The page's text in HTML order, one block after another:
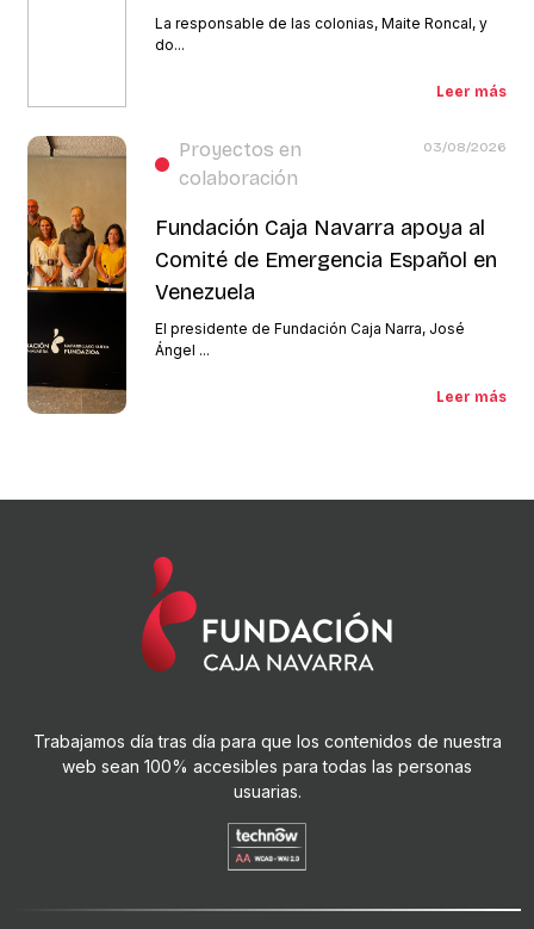
La responsable de las colonias, Maite Roncal, y
do...
Leer más
Proyectos en
colaboración
03/08/2026
Fundación Caja Navarra apoya al
Comité de Emergencia Español en
Venezuela
El presidente de Fundación Caja Narra, José
Ángel ...
Leer más
Trabajamos día tras día para que los contenidos de nuestra
web sean 100% accesibles para todas las personas
usuarias.